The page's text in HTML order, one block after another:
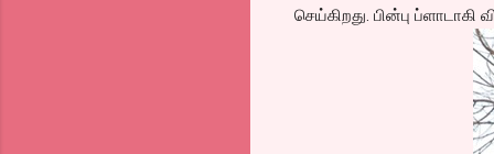
செய்கிறது. பின்பு ப்ளாடாகி